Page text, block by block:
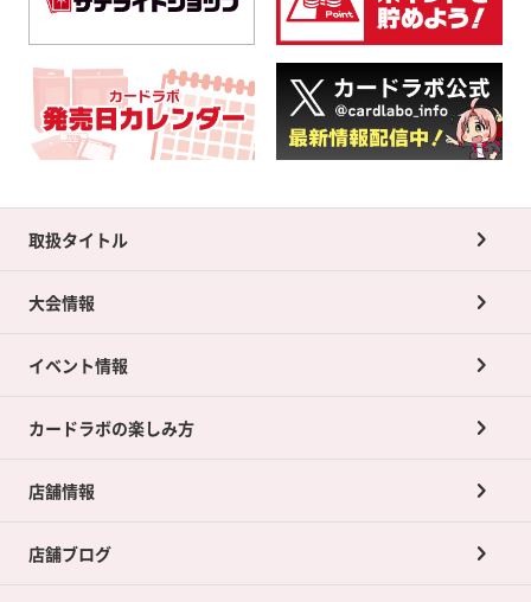
取扱タイトル
大会情報
イベント情報
カードラボの楽しみ方
店舗情報
店舗ブログ